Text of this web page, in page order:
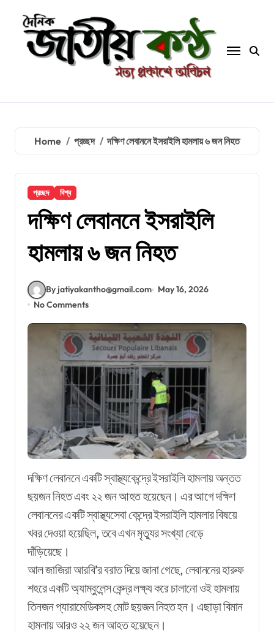
content
Home প্রচ্ছদ দক্ষিণ লেবাননে ইসরাইলি হামলায় ৬ জন নিহত
প্রচ্ছদ বিশ্ব
দক্ষিণ লেবাননে ইসরাইলি
হামলায় ৬ জন নিহত
By jatiyakantho@gmail.com
May 16, 2026
No Comments
দক্ষিণ লেবাননে একটি স্বাস্থ্যকেন্দ্রে ইসরাইলি হামলায় অন্তত
ছয়জন নিহত এবং ২২ জন আহত হয়েছেন। এর আগে দক্ষিণ
লেবাননের একটি স্বাস্থ্যসেবা কেন্দ্রে ইসরাইলি হামলার বিষয়ে
খবর দেওয়া হয়েছিল, তবে এখন মৃত্যুর সংখ্যা বেড়ে
দাঁড়িয়েছে।
আল জাজিরা আরবি’র বরাত দিয়ে জানা গেছে, লেবাননের হারুফ
শহরে একটি অ্যাম্বুলেন্স কেন্দ্র লক্ষ্য করে চালানো ওই হামলায়
তিনজন প্যারামেডিকসহ মোট ছয়জন নিহত হন। এছাড়া বিমান
হামলায় আরও ২২ জন আহত হয়েছেন।